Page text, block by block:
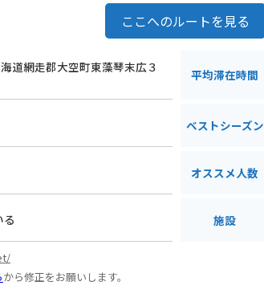
ここへのルートを見る
道網走郡大空町東藻琴末広３
平均滞在時間
ベストシーズン
オススメ人数
る 施設
から修正をお願いします。